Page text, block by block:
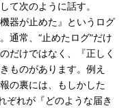
て次のように話す。
器が止めた』というログ
通常、“止めたログ”だけ
だけではなく、『正しく
ものがあります。例え
の裏には、もしかした
ぞれが『どのような届き